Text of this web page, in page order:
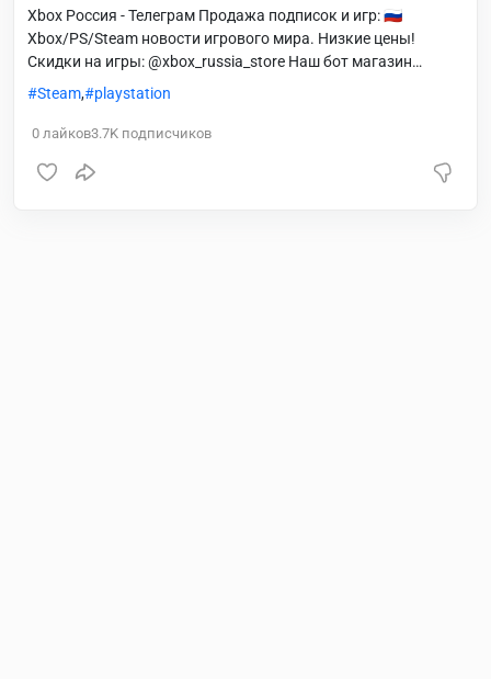
Xbox Россия - Телеграм Продажа подписок и игр: 🇷🇺
Xbox/PS/Steam новости игрового мира. Низкие цены!
Скидки на игры: @xbox_russia_store Наш бот магазин
@xboxdigital_bot Оформить заказ: @realfurys Отзывы:
@xbox_dns_rus_bot Время работы с 11:00 до 23:00 МСК
Steam, playstation
0 лайков3.7K подписчиков